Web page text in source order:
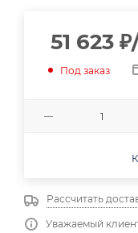
51 623 ₽
Под заказ
Рассчитать
Уважаемый